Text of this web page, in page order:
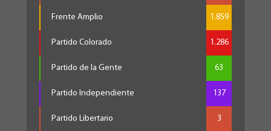
Frente Amplio 1.859
Partido Colorado 1.286
Partido de la Gente 63
Partido Independiente 137
Partido Libertario 3